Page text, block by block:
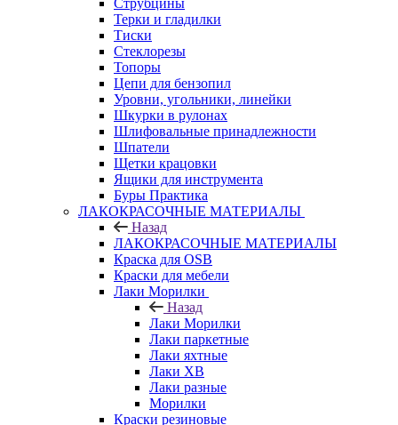
Струбцины
Терки и гладилки
Тиски
Стеклорезы
Топоры
Цепи для бензопил
Уровни, угольники, линейки
Шкурки в рулонах
Шлифовальные принадлежности
Шпатели
Щетки крацовки
Ящики для инструмента
Буры Практика
ЛАКОКРАСОЧНЫЕ МАТЕРИАЛЫ
Назад
ЛАКОКРАСОЧНЫЕ МАТЕРИАЛЫ
Краска для OSB
Краски для мебели
Лаки Морилки
Назад
Лаки Морилки
Лаки паркетные
Лаки яхтные
Лаки ХВ
Лаки разные
Морилки
Краски резиновые